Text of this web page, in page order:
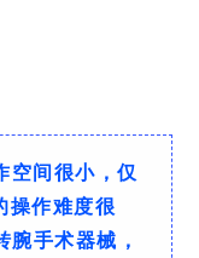
空间很小，仅
操作难度很
腕手术器械，